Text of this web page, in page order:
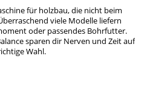
für holzbau, die nicht beim
viele Modelle liefern
oder passendes Bohrfutter.
sparen dir Nerven und Zeit auf
Wahl.